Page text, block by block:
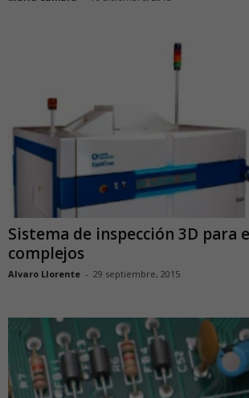
Sistema de inspección 3D para
complejos
Alvaro Llorente - 29 septiembre, 2015